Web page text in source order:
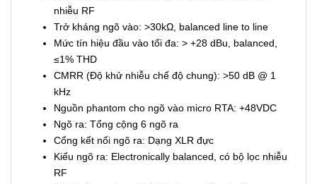
nhiễu RF
Trở kháng ngõ vào: >30kΩ, balanced line to line
Mức tín hiệu đầu vào tối đa: > +28 dBu, balanced,
≤1% THD
CMRR (Độ khử nhiễu chế độ chung): >50 dB @ 1
kHz
Nguồn phantom cho ngõ vào micro RTA: +48VDC
Ngõ ra: Tổng cộng 6 ngõ ra
Cổng kết nối ngõ ra: Dạng XLR đực
Kiểu ngõ ra: Electronically balanced, có bộ lọc nhiễu
RF